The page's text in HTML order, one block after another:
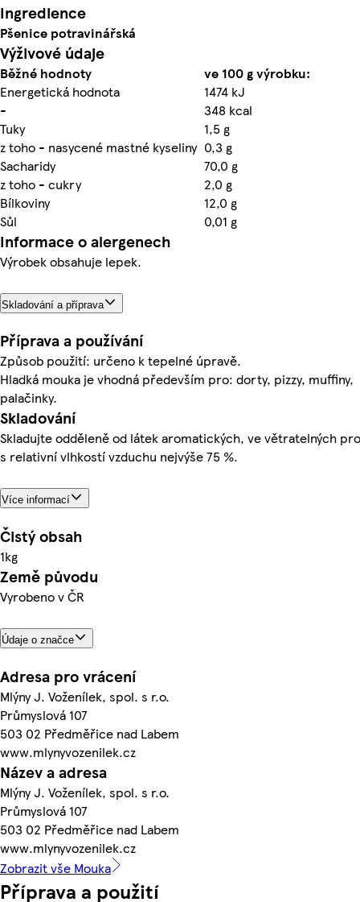
Ingredience
Pšenice potravinářská
Výživové údaje
Běžné hodnoty
ve 100 g výrobku:
Energetická hodnota
1474 kJ
-
348 kcal
Tuky
1,5 g
z toho - nasycené mastné kyseliny 0,3 g
Sacharidy
70,0 g
z toho - cukry
2,0 g
Bílkoviny
12,0 g
Sůl
0,01 g
Informace o alergenech
Výrobek obsahuje lepek.
Skladování a příprava
Příprava a používání
Způsob použití: určeno k tepelné úpravě.
Hladká mouka je vhodná především pro: dorty, pizzy, muffiny,
palačinky.
Skladování
Skladujte odděleně od látek aromatických, ve větratelných
s relativní vlhkostí vzduchu nejvýše 75 %.
Více informací
Čistý obsah
1kg
Země původu
Vyrobeno v ČR
Údaje o značce
Adresa pro vrácení
Mlýny J. Voženílek, spol. s r.o.
Průmyslová 107
503 02 Předměřice nad Labem
www.mlynyvozenilek.cz
Název a adresa
Mlýny J. Voženílek, spol. s r.o.
Průmyslová 107
503 02 Předměřice nad Labem
www.mlynyvozenilek.cz
Zobrazit vše Mouka
Příprava a použití